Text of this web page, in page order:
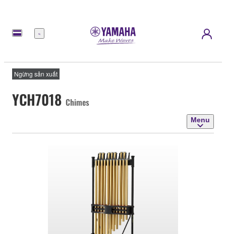
Menu
Ngừng sản xuất
YCH7018 Chimes
Menu